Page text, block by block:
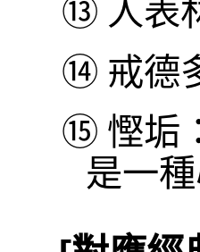
⑬ 人表
⑭ 戒德
⑮ 慳垢
是一